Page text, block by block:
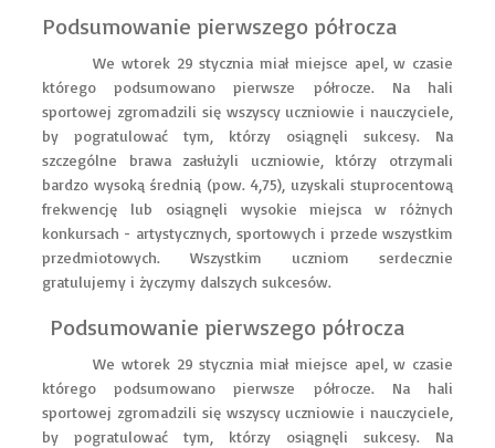
Podsumowanie pierwszego półrocza
We wtorek 29 stycznia miał miejsce apel, w czasie
którego podsumowano pierwsze półrocze. Na hali
sportowej zgromadzili się wszyscy uczniowie i nauczyciele,
by pogratulować tym, którzy osiągnęli sukcesy. Na
szczególne brawa zasłużyli uczniowie, którzy otrzymali
bardzo wysoką średnią (pow. 4,75), uzyskali stuprocentową
frekwencję lub osiągnęli wysokie miejsca w różnych
konkursach - artystycznych, sportowych i przede wszystkim
przedmiotowych. Wszystkim uczniom serdecznie
gratulujemy i życzymy dalszych sukcesów.
Podsumowanie pierwszego półrocza
We wtorek 29 stycznia miał miejsce apel, w czasie
którego podsumowano pierwsze półrocze. Na hali
sportowej zgromadzili się wszyscy uczniowie i nauczyciele,
by pogratulować tym, którzy osiągnęli sukcesy. Na